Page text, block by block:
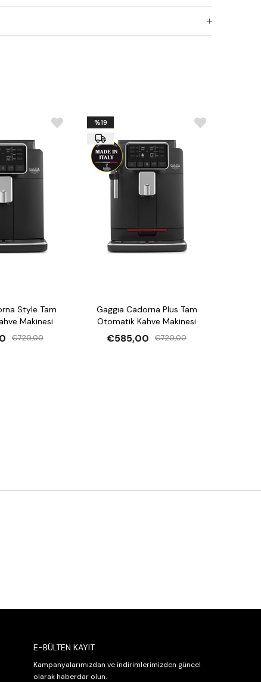
1N
Style Tam
Makinesi
€720,00
Gaggıa Cadorna Plus Tam
Otomatik Kahve Makinesi
€585,00 €720,00
%19
E-BÜLTEN KAYIT
Kampanyalarımızdan ve indirimlerimizden güncel
olarak haberdar olun.